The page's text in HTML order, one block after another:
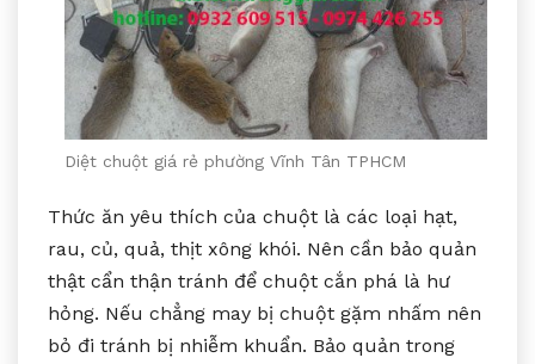
Diệt chuột giá rẻ phường Vĩnh Tân TPHCM
Thức ăn yêu thích của chuột là các loại hạt,
rau, củ, quả, thịt xông khói. Nên cần bảo quản
thật cẩn thận tránh để chuột cắn phá là hư
hỏng. Nếu chẳng may bị chuột gặm nhấm nên
bỏ đi tránh bị nhiễm khuẩn. Bảo quản trong